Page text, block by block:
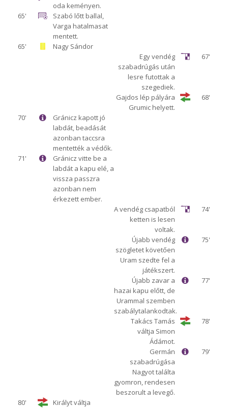
oda keményen.
65'
Szabó lőtt ballal,
Varga hatalmasat
mentett.
65'
Nagy Sándor
67'
Egy vendég
szabadrúgás után
lesre futottak a
szegediek.
68'
Gajdos lép pályára
Grumic helyett.
70'
Gránicz kapott jó
labdát, beadását
azonban taccsra
mentették a védők.
71'
Gránicz vitte be a
labdát a kapu elé, a
vissza passzra
azonban nem
érkezett ember.
74'
A vendég csapatból
ketten is lesen
voltak.
75'
Újabb vendég
szögletet követően
Uram szedte fel a
játékszert.
77'
Újabb zavar a
hazai kapu előtt, de
Urammal szemben
szabálytalankodtak.
78'
Takács Tamás
váltja Simon
Ádámot.
79'
Germán
szabadrúgása
Nagyot találta
gyomron, rendesen
beszorult a levegő.
80'
Királyt váltja